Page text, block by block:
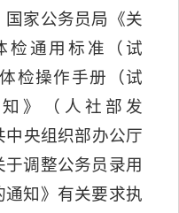
国家公务员局《关
检通用标准（试
检操作手册（试
》（人社部发
中央组织部办公厅
调整公务员录用
知》有关要求执